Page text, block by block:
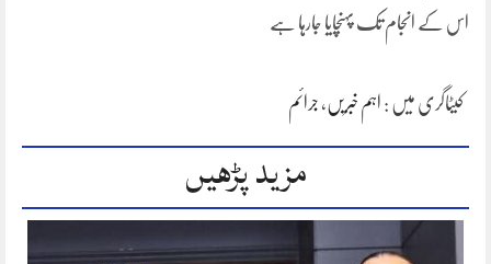
اس کے انجام تک پہنچایا جارہا ہے
کیٹاگری میں : اہم خبریں ، جرائم
مزید پڑھیں